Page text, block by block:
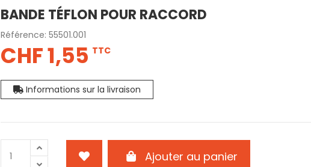
BANDE TÉFLON POUR RACCORD
Référence: 55501.001
CHF 1,55 TTC
Informations sur la livraison
Ajouter au panier